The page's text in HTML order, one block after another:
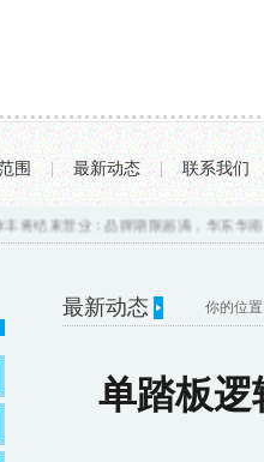
围 | 最新动态 | 联系我们
业：品牌期限届满，华东华南门店不受
最新动态 你的位
单踏板逻